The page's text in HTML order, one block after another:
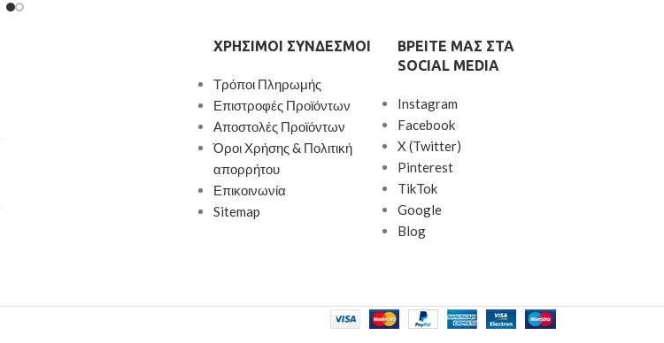
ΧΡΉΣΙΜΟΙ ΣΎΝΔΕΣΜΟΙ
Τρόποι Πληρωμής
Επιστροφές Προϊόντων
Αποστολές Προϊόντων
Όροι Χρήσης & Πολιτική
απορρήτου
Επικοινωνία
Sitemap
ΒΡΕΊΤΕ ΜΑΣ ΣΤΑ
SOCIAL MEDIA
Instagram
Facebook
X (Twitter)
Pinterest
TikTok
Google
Blog